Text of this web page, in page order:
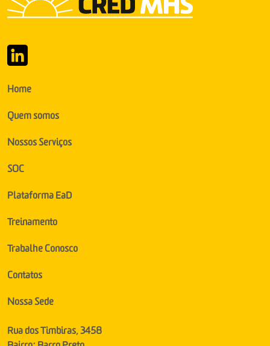
Home
Quem somos
Nossos Serviços
SOC
Plataforma EaD
Treinamento
Trabalhe Conosco
Contatos
Nossa Sede
Rua dos Timbiras, 3458